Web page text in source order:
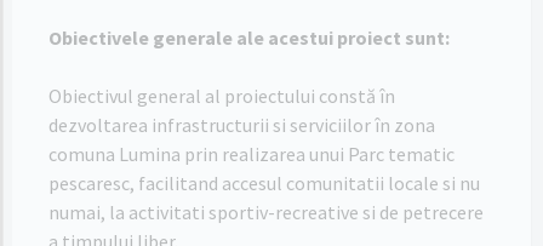
Obiectivele generale ale acestui proiect sunt:
Obiectivul general al proiectului constă în
dezvoltarea infrastructurii si serviciilor în zona
comuna Lumina prin realizarea unui Parc tematic
pescaresc, facilitand accesul comunitatii locale si nu
numai, la activitati sportiv-recreative si de petrecere
a timpului liber.